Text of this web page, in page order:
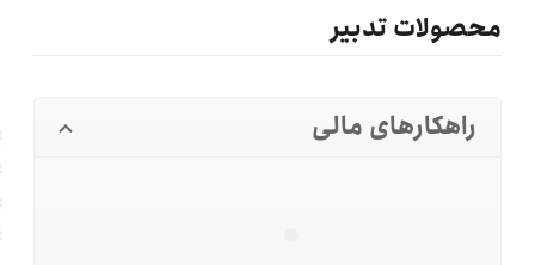
محصولات تدبیر
راهکارهای مالی